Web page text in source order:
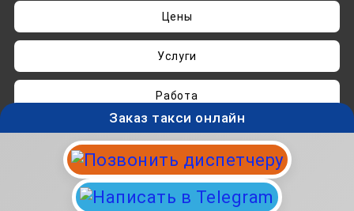
Цены
Услуги
Работа
Нашли ошибку? Пишите наadmin@taksisvo.ru
Такси для СВОих - taksisvo.ru © 05.2025-2026.
Вся информация на данном сайте носит
исключительно ознакомительный характер и не
Заказ такси онлайн